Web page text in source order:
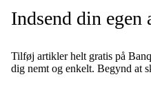
Indsend din egen
Tilføj artikler helt gratis på
dig nemt og enkelt. Begynd at